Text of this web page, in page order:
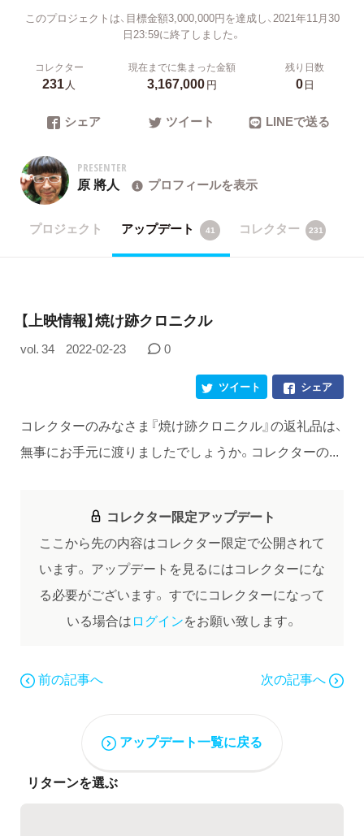
このプロジェクトは、目標金額3,000,000円を達成し、2021年11月30
日23:59に終了しました。
コレクター
231人
現在までに集まった金額
3,167,000円
残り日数
0日
シェア ツイート LINEで送る
PRESENTER
原 將人 プロフィールを表示
プロジェクト アップデート 41 コレクター 231
【上映情報】焼け跡クロニクル
vol. 34 2022-02-23 0
シェア
ツイート
コレクターのみなさま『焼け跡クロニクル』の返礼品は、
無事にお手元に渡りましたでしょうか。コレクターの...
コレクター限定アップデート
ここから先の内容はコレクター限定で公開されて
います。 アップデートを見るにはコレクターにな
る必要がございます。 すでにコレクターになって
いる場合はログインをお願い致します。
前の記事へ 次の記事へ
アップデート一覧に戻る
リターンを選ぶ